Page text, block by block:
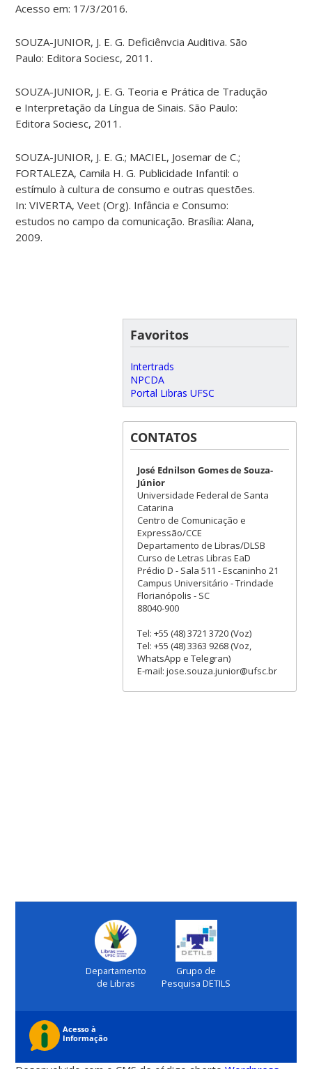
Acesso em: 17/3/2016.
SOUZA-JUNIOR, J. E. G. Deficiênvcia Auditiva. São
Paulo: Editora Sociesc, 2011.
SOUZA-JUNIOR, J. E. G. Teoria e Prática de Tradução
e Interpretação da Língua de Sinais. São Paulo:
Editora Sociesc, 2011.
SOUZA-JUNIOR, J. E. G.; MACIEL, Josemar de C.;
FORTALEZA, Camila H. G. Publicidade Infantil: o
estímulo à cultura de consumo e outras questões.
In: VIVERTA, Veet (Org). Infância e Consumo:
estudos no campo da comunicação. Brasília: Alana,
2009.
Favoritos
Intertrads
NPCDA
Portal Libras UFSC
CONTATOS
José Ednilson Gomes de Souza-
Júnior
Universidade Federal de Santa
Catarina
Centro de Comunicação e
Expressão/CCE
Departamento de Libras/DLSB
Curso de Letras Libras EaD
Prédio D - Sala 511 - Escaninho 21
Campus Universitário - Trindade
Florianópolis - SC
88040-900
Tel: +55 (48) 3721 3720 (Voz)
Tel: +55 (48) 3363 9268 (Voz,
WhatsApp e Telegran)
E-mail: jose.souza.junior@ufsc.br
Departamento
de Libras
Grupo de
Pesquisa DETILS